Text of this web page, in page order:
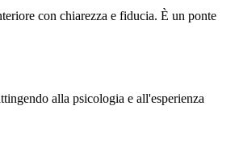
con chiarezza e fiducia. È un ponte
alla psicologia e all'esperienza